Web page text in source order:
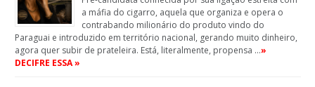
a máfia do cigarro, aquela que organiza e opera o
contrabando milionário do produto vindo do
Paraguai e introduzido em território nacional, gerando muito dinheiro,
agora quer subir de prateleira. Está, literalmente, propensa …»
DECIFRE ESSA »